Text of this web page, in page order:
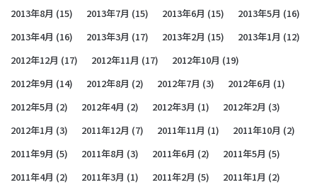
2013年8月 (15) 2013年7月 (15) 2013年6月 (15) 2013年5月 (16)
2013年4月 (16) 2013年3月 (17) 2013年2月 (15) 2013年1月 (12)
2012年12月 (17) 2012年11月 (17) 2012年10月 (19)
2012年9月 (14) 2012年8月 (2) 2012年7月 (3) 2012年6月 (1)
2012年5月 (2) 2012年4月 (2) 2012年3月 (1) 2012年2月 (3)
2012年1月 (3) 2011年12月 (7) 2011年11月 (1) 2011年10月 (2)
2011年9月 (5) 2011年8月 (3) 2011年6月 (2) 2011年5月 (5)
2011年4月 (2) 2011年3月 (1) 2011年2月 (5) 2011年1月 (2)